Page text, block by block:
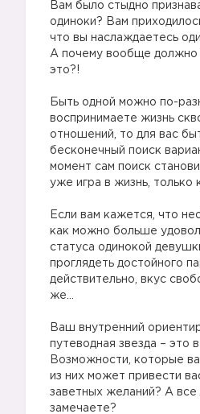
Вам было стыдно
одиноки? Вам
что вы наслаждаетесь
А почему вообще должно
это?!
Быть одной можно по-
воспринимаете жизнь
отношений, то для вас
бесконечный поиск
момент сам поиск
уже игра в жизнь, только
Если вам кажется, что
как можно больше
статуса одинокой
проглядеть достойного
действительно, вкус
же…
Ваш внутренний
путеводная звезда – это
Возможности, которые
из них может привести
заветных желаний? А
замечаете?